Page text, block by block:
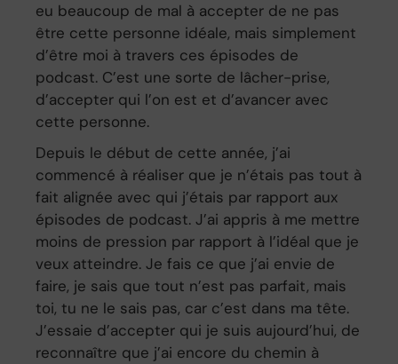
eu beaucoup de mal à accepter de ne pas
être cette personne idéale, mais simplement
d’être moi à travers ces épisodes de
podcast. C’est une sorte de lâcher-prise,
d’accepter qui l’on est et d’avancer avec
cette personne.
Depuis le début de cette année, j’ai
commencé à réaliser que je n’étais pas tout à
fait alignée avec qui j’étais par rapport aux
épisodes de podcast. J’ai appris à me mettre
moins de pression par rapport à l’idéal que je
veux atteindre. Je fais ce que j’ai envie de
faire, je sais que tout n’est pas parfait, mais
toi, tu ne le sais pas, car c’est dans ma tête.
J’essaie d’accepter qui je suis aujourd’hui, de
reconnaître que j’ai encore du chemin à